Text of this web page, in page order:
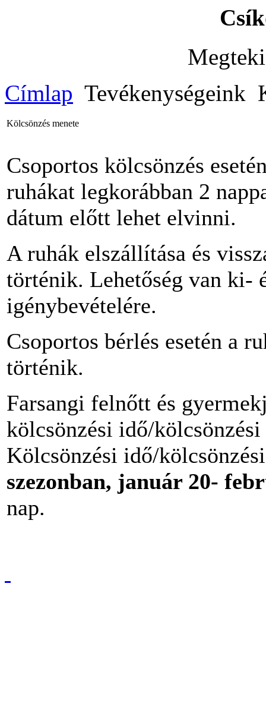
Címlap Tevékenységeink
Kölcsönzés menete
Csoportos kölcsönzés
ruhákat legkorábban 2
dátum előtt lehet elvinni.
A ruhák elszállítása és
történik. Lehetőség van ki-
igénybevételére.
Csoportos bérlés esetén a
történik.
Farsangi felnőtt és
kölcsönzési idő/
Kölcsönzési idő/
szezonban, január 20-
nap.